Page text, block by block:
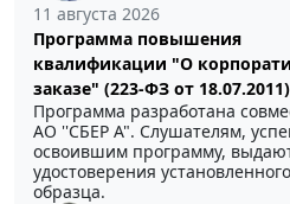
11 августа 2026
Программа повышения
квалификации "О
заказе" (223-ФЗ от 18.07.2011)
Программа разработана
АО ''СБЕР А". Слушателям,
освоившим программу,
удостоверения установленного
образца.